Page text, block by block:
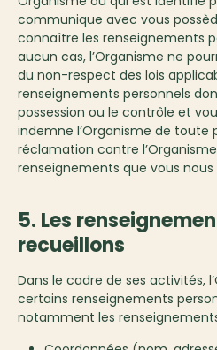
communique avec vous
connaître les renseignements
aucun cas, l’Organisme ne
du non-respect des lois
renseignements personnels
possession ou le contrôle et
indemne l’Organisme de toute
réclamation contre
renseignements que vous nous
5. Les
recueillons
Dans le cadre de ses activités,
certains renseignements
notamment les